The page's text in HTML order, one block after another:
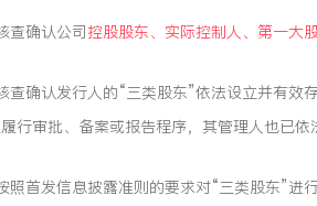
查确认公司控股股东、实际控制人、第一大
查确认发行人的“三类股东”依法设立并有效
行审批、备案或报告程序，其管理人也已依
照首发信息披露准则的要求对“三类股东”进